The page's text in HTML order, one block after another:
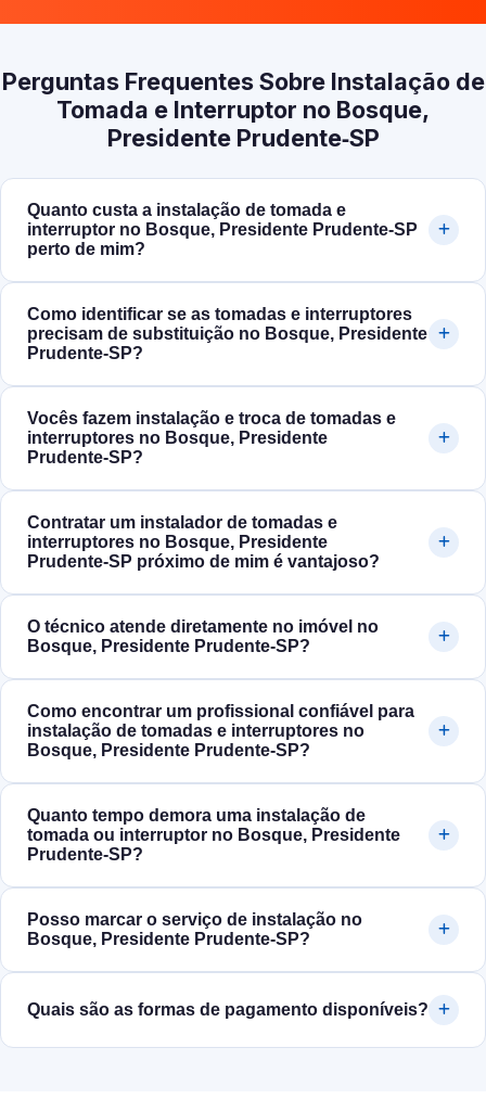
Perguntas Frequentes Sobre Instalação de
Tomada e Interruptor no Bosque,
Presidente Prudente‑SP
Quanto custa a instalação de tomada e
interruptor no Bosque, Presidente Prudente‑SP
perto de mim?
Como identificar se as tomadas e interruptores
precisam de substituição no Bosque, Presidente
Prudente‑SP?
Vocês fazem instalação e troca de tomadas e
interruptores no Bosque, Presidente
Prudente‑SP?
Contratar um instalador de tomadas e
interruptores no Bosque, Presidente
Prudente‑SP próximo de mim é vantajoso?
O técnico atende diretamente no imóvel no
Bosque, Presidente Prudente‑SP?
Como encontrar um profissional confiável para
instalação de tomadas e interruptores no
Bosque, Presidente Prudente‑SP?
Quanto tempo demora uma instalação de
tomada ou interruptor no Bosque, Presidente
Prudente‑SP?
Posso marcar o serviço de instalação no
Bosque, Presidente Prudente‑SP?
Quais são as formas de pagamento disponíveis?